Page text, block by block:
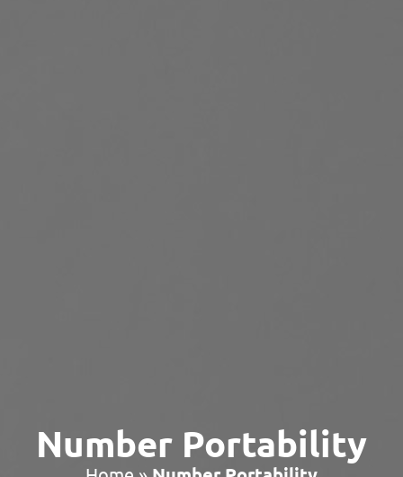
Number Portability